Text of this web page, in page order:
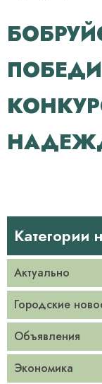
Категории
Актуально
Городские
Объявления
Экономика